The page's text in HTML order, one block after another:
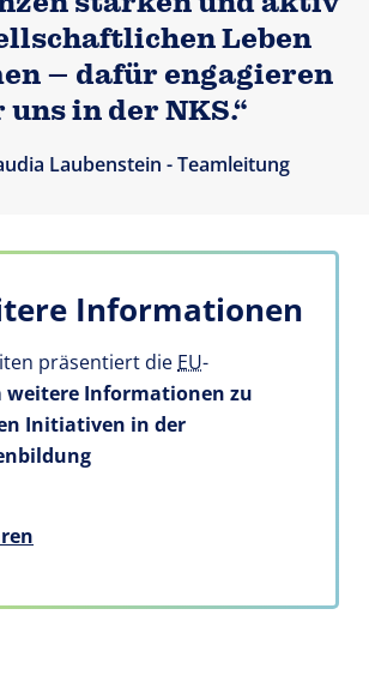
Leben
– dafür engagieren
in der NKS.“
Laubenstein - Teamleitung
Informationen
präsentiert die EU-
weitere Informationen zu
Initiativen in der